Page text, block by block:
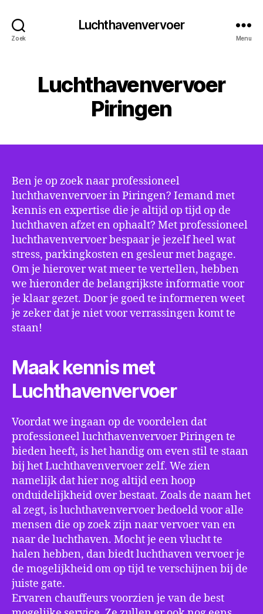
Zoek
Luchthavenvervoer
Menu
Luchthavenvervoer
Piringen
Ben je op zoek naar professioneel
luchthavenvervoer in Piringen? Iemand met
kennis en expertise die je altijd op tijd op de
luchthaven afzet en ophaalt? Met professioneel
luchthavenvervoer bespaar je jezelf heel wat
stress, parkingkosten en gesleur met bagage.
Om je hierover wat meer te vertellen, hebben
we hieronder de belangrijkste informatie voor
je klaar gezet. Door je goed te informeren weet
je zeker dat je niet voor verrassingen komt te
staan!
Maak kennis met
Luchthavenvervoer
Voordat we ingaan op de voordelen dat
professioneel luchthavenvervoer Piringen te
bieden heeft, is het handig om even stil te staan
bij het Luchthavenvervoer zelf. We zien
namelijk dat hier nog altijd een hoop
onduidelijkheid over bestaat. Zoals de naam het
al zegt, is luchthavenvervoer bedoeld voor alle
mensen die op zoek zijn naar vervoer van en
naar de luchthaven. Mocht je een vlucht te
halen hebben, dan biedt luchthaven vervoer je
de mogelijkheid om op tijd te verschijnen bij de
juiste gate.
Ervaren chauffeurs voorzien je van de best